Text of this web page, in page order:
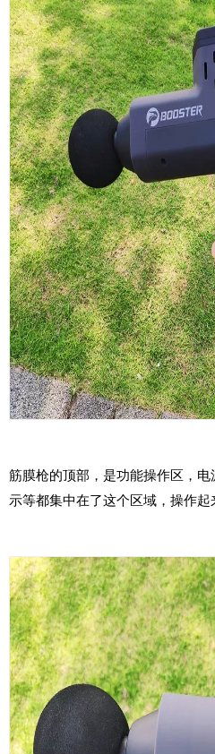
筋膜枪的顶部，是功能操作区，
示等都集中在了这个区域，操作起